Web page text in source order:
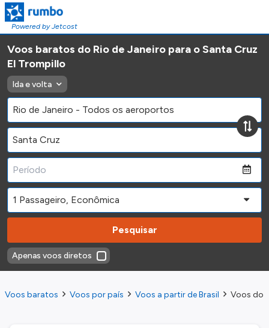
Powered by Jetcost
Voos baratos do Rio de Janeiro para o Santa Cruz
El Trompillo
Ida e volta
Pesquisar
Apenas voos diretos
Voos baratos Voos por país Voos a partir de Brasil Voos do